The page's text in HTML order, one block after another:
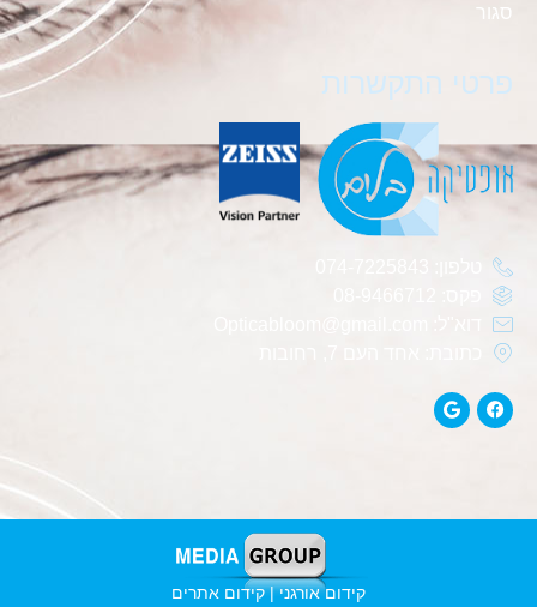
סגור
פרטי התקשרות
קידום אורגני | קידום אתרים